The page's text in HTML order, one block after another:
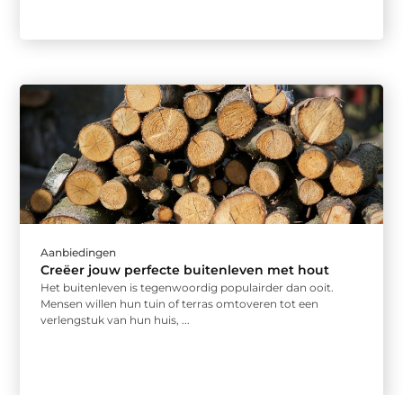
Aanbiedingen
Creëer jouw perfecte buitenleven met hout
Het buitenleven is tegenwoordig populairder dan ooit.
Mensen willen hun tuin of terras omtoveren tot een
verlengstuk van hun huis, ...